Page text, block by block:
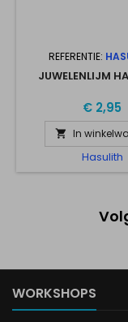
REFERENTIE:
JUWELENLIJM
€ 2,95
 In
Hasulith
WORKSHOPS